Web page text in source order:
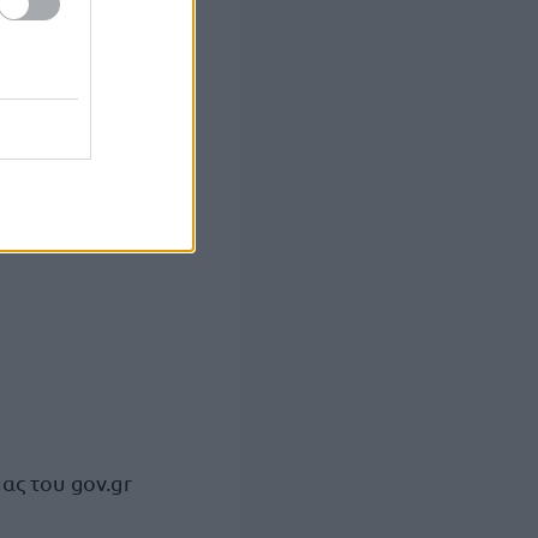
του gov.gr